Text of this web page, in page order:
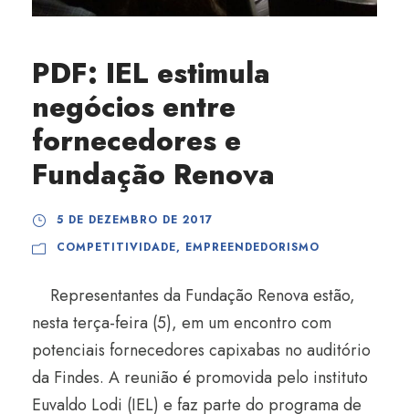
PDF: IEL estimula
negócios entre
fornecedores e
Fundação Renova
5 DE DEZEMBRO DE 2017
COMPETITIVIDADE, EMPREENDEDORISMO
Representantes da Fundação Renova estão,
nesta terça-feira (5), em um encontro com
potenciais fornecedores capixabas no auditório
da Findes. A reunião é promovida pelo instituto
Euvaldo Lodi (IEL) e faz parte do programa de